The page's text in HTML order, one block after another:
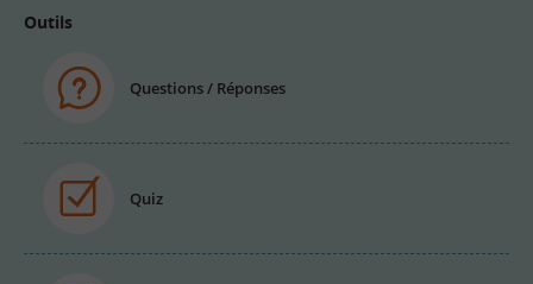
Outils
Questions / Réponses
Quiz